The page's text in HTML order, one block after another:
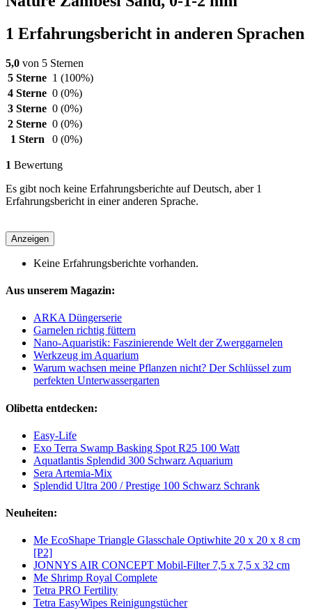
1 Erfahrungsbericht in anderen Sprachen
5,0 von 5 Sternen
5 Sterne 1 (100%)
4 Sterne 0 (0%)
3 Sterne 0 (0%)
2 Sterne 0 (0%)
1 Stern
0 (0%)
1 Bewertung
Es gibt noch keine Erfahrungsberichte auf Deutsch, aber 1
Erfahrungsbericht in einer anderen Sprache.
Anzeigen
Keine Erfahrungsberichte vorhanden.
Aus unserem Magazin:
ARKA Düngerserie
Garnelen richtig füttern
Nano-Aquaristik: Faszinierende Welt der Zwerggarnelen
Werkzeug im Aquarium
Warum wachsen meine Pflanzen nicht? Der Schlüssel zum
perfekten Unterwassergarten
Olibetta entdecken:
Easy-Life
Exo Terra Swamp Basking Spot R25 100 Watt
Aquatlantis Splendid 300 Schwarz Aquarium
Sera Artemia-Mix
Splendid Ultra 200 / Prestige 100 Schwarz Schrank
Neuheiten:
Me EcoShape Triangle Glasschale Optiwhite 20 x 20 x 8 cm
[P2]
JONNYS AIR CONCEPT Mobil-Filter 7,5 x 7,5 x 32 cm
Me Shrimp Royal Complete
Tetra PRO Fertility
Tetra EasyWipes Reinigungstücher